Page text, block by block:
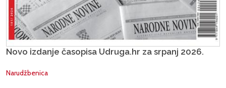
Novo izdanje časopisa Udruga.hr za srpanj 2026.
Narudžbenica